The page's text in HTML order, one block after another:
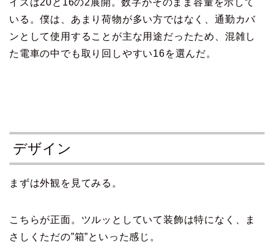
いる。僕は、あまり荷物が多い方ではなく、通勤カバ
ンとして使用することが主な用途だったため、混雑し
た電車の中でも取り回しやすい16を選んだ。
デザイン
まずは外観を見てみる。
こちらが正面。ツルッとしていて装飾は特になく、ま
さしくただの”箱”といった感じ。